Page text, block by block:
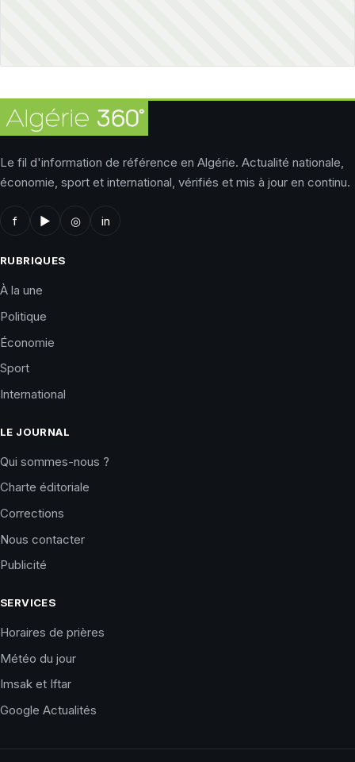
Le fil d'information de référence en Algérie. Actualité nationale,
économie, sport et international, vérifiés et mis à jour en continu.
f ▶ ◎ in
RUBRIQUES
À la une
Politique
Économie
Sport
International
LE JOURNAL
Qui sommes-nous ?
Charte éditoriale
Corrections
Nous contacter
Publicité
SERVICES
Horaires de prières
Météo du jour
Imsak et Iftar
Google Actualités